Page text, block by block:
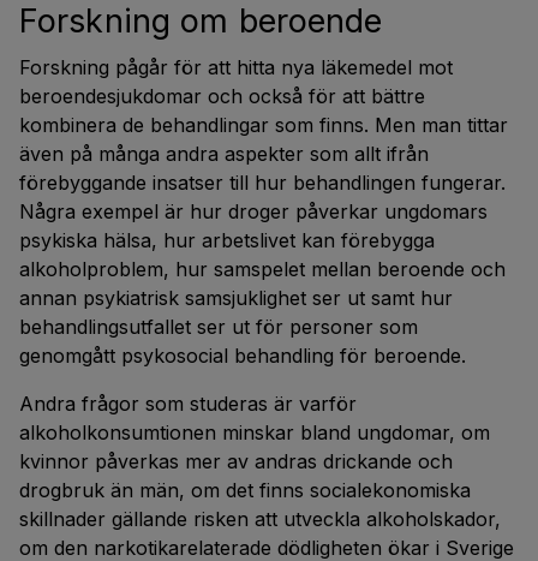
Forskning om beroende
Forskning pågår för att hitta nya läkemedel mot
beroendesjukdomar och också för att bättre
kombinera de behandlingar som finns. Men man tittar
även på många andra aspekter som allt ifrån
förebyggande insatser till hur behandlingen fungerar.
Några exempel är hur droger påverkar ungdomars
psykiska hälsa, hur arbetslivet kan förebygga
alkoholproblem, hur samspelet mellan beroende och
annan psykiatrisk samsjuklighet ser ut samt hur
behandlingsutfallet ser ut för personer som
genomgått psykosocial behandling för beroende.
Andra frågor som studeras är varför
alkoholkonsumtionen minskar bland ungdomar, om
kvinnor påverkas mer av andras drickande och
drogbruk än män, om det finns socialekonomiska
skillnader gällande risken att utveckla alkoholskador,
om den narkotikarelaterade dödligheten ökar i Sverige